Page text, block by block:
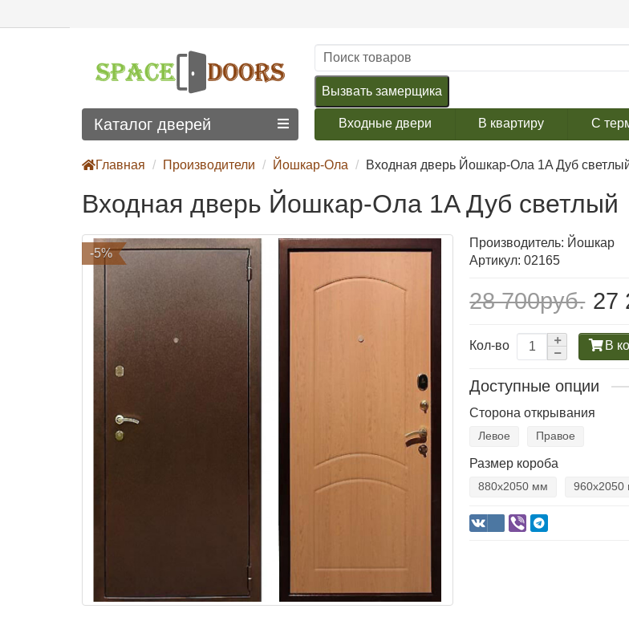
Вызвать замерщика
Входные двери В квартиру С
Каталог дверей
Главная Производители Йошкар-Ола Входная дверь Йошкар-Ола 1A Дуб
Входная дверь Йошкар-Ола 1A Дуб светлый
-5%
Производитель: Йошкар
Артикул: 02165
28 700руб. 27
Кол-во В
Доступные опции
Сторона открывания
Левое Правое
Размер короба
880х2050 мм 960х2050